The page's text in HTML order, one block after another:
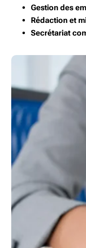
Gestion des
Rédaction et
Secrétariat